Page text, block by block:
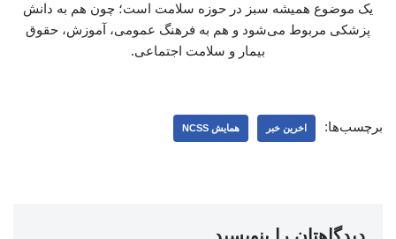
یک موضوع همیشه سبز در حوزه سلامت است؛ چون هم به دانش
پزشکی مربوط می‌شود و هم به فرهنگ عمومی، آموزش، حقوق
بیمار و سلامت اجتماعی.
برچسب‌ها: اخرین خبر همایش NCSS